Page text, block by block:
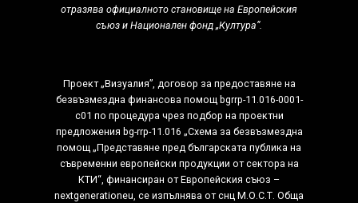
отразява официалното становище на Европейския
съюз и Национален фонд „Култура”.
Проект „Визуалия”, договор за предоставяне на
безвъзмездна финансова помощ bgrrp-11.016-0001-
c01 по процедура чрез подбор на проектни
предложения bg-rrp-11.016 „Схема за безвъзмездна
помощ „Представяне пред българската публика на
съвременни европейски продукции от сектора на
КТИ“, финансиран от Европейския съюз –
nextgenerationeu, се изпълнява от снц М.О.С.Т. Обща